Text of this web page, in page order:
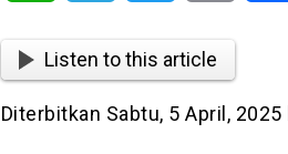
Listen to this article
Diterbitkan Sabtu, 5 April, 2025